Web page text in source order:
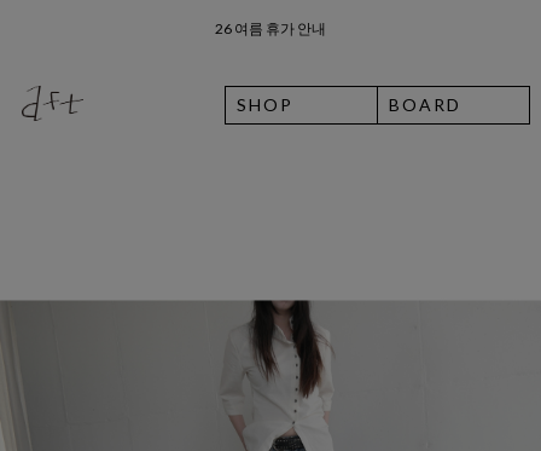
SHOP BOARD